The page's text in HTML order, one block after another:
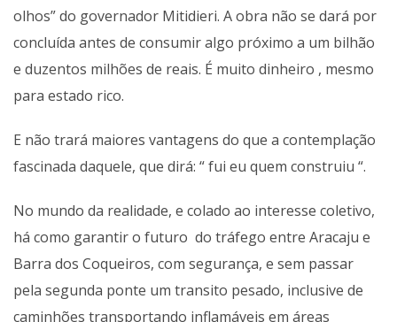
olhos” do governador Mitidieri. A obra não se dará por
concluída antes de consumir algo próximo a um bilhão
e duzentos milhões de reais. É muito dinheiro , mesmo
para estado rico.
E não trará maiores vantagens do que a contemplação
fascinada daquele, que dirá: “ fui eu quem construiu “.
No mundo da realidade, e colado ao interesse coletivo,
há como garantir o futuro do tráfego entre Aracaju e
Barra dos Coqueiros, com segurança, e sem passar
pela segunda ponte um transito pesado, inclusive de
caminhões transportando inflamáveis em áreas